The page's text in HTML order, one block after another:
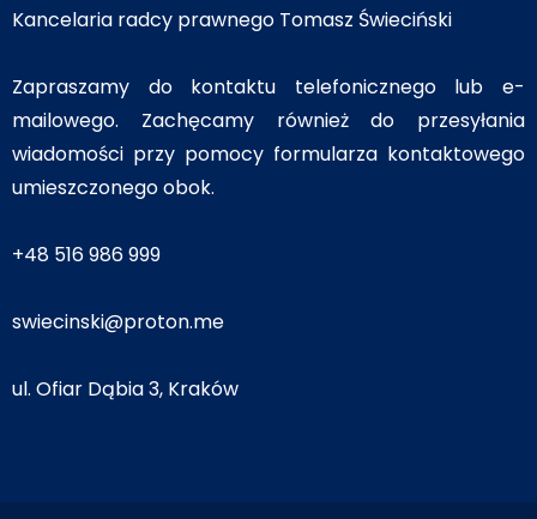
Kancelaria radcy prawnego Tomasz Świeciński
Zapraszamy do kontaktu telefonicznego lub e-
mailowego. Zachęcamy również do przesyłania
wiadomości przy pomocy formularza kontaktowego
umieszczonego obok.
+48 516 986 999
swiecinski@proton.me
ul. Ofiar Dąbia 3, Kraków